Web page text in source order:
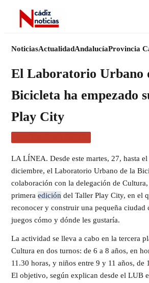
NoticiasActualidadAndalucíaProvincia
El Laboratorio Urbano
Bicicleta ha empezado
Play City
LA LÍNEA. Desde este martes, 27, hasta
diciembre, el Laboratorio Urbano de la
colaboración con la delegación de
primera edición del Taller Play City, en el
reconocer y construir una pequeña ciudad
juegos cómo y dónde les gustaría.
La actividad se lleva a cabo en la tercera
Cultura en dos turnos: de 6 a 8 años, en
11.30 horas, y niños entre 9 y 11 años, de
El objetivo, según explican desde el LUB